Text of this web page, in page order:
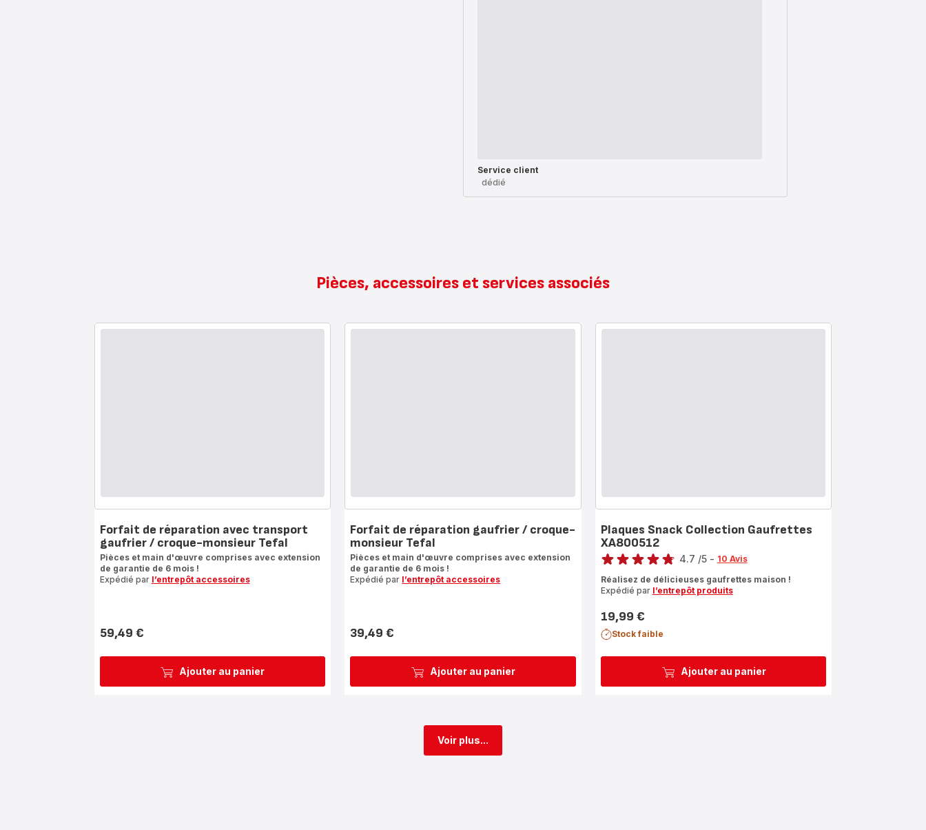
Service client
dédié
Pièces, accessoires et services associés
Ajouter au panier
Forfait de réparation avec transport
gaufrier / croque-monsieur Tefal
Pièces et main d'œuvre comprises avec extension
de garantie de 6 mois !
Expédié par l’entrepôt accessoires
Prix
59,49 €
Ajouter au panier
Forfait de réparation gaufrier / croque-
monsieur Tefal
Pièces et main d'œuvre comprises avec extension
de garantie de 6 mois !
Expédié par l’entrepôt accessoires
Prix
39,49 €
Ajouter au panier
Plaques Snack Collection Gaufrettes
XA800512
Note
4.7 /5 - 10 Avis
Réalisez de délicieuses gaufrettes maison !
Expédié par l’entrepôt produits
Prix
19,99 €
Stock faible
Voir plus...